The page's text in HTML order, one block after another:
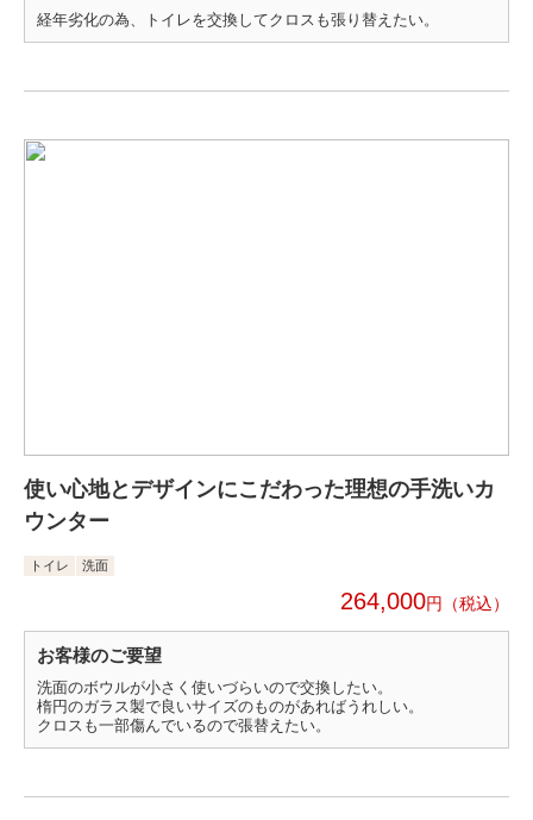
経年劣化の為、トイレを交換してクロスも張り替えたい。
使い心地とデザインにこだわった理想の手洗いカ
ウンター
トイレ 洗面
264,000円
お客様のご要望
洗面のボウルが小さく使いづらいので交換したい。
楕円のガラス製で良いサイズのものがあればうれしい。
クロスも一部傷んでいるので張替えたい。